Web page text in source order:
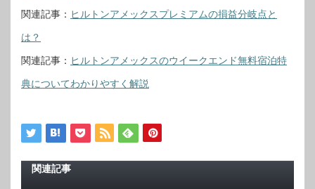
関連記事： ヒルトンアメックスプレミアムの損益分岐点と
は？
関連記事： ヒルトンアメックスのウイークエンド無料宿泊特
典についてわかりやすく解説
関連記事